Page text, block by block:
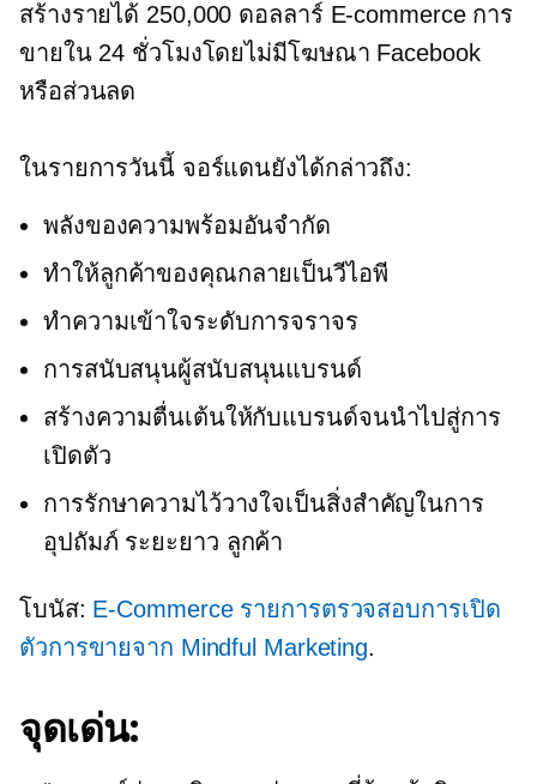
สร้างรายได้ 250,000 ดอลลาร์ E-commerceการ
ขายใน 24 ชั่วโมงโดยไม่มีโฆษณา Facebook
หรือส่วนลด
ในรายการวันนี้ จอร์แดนยังได้กล่าวถึง:
พลังของความพร้อมอันจำกัด
ทำให้ลูกค้าของคุณกลายเป็นวีไอพี
ทำความเข้าใจระดับการจราจร
การสนับสนุนผู้สนับสนุนแบรนด์
สร้างความตื่นเต้นให้กับแบรนด์จนนำไปสู่การ
เปิดตัว
การรักษาความไว้วางใจเป็นสิ่งสำคัญในการ
อุปถัมภ์ ระยะยาว ลูกค้า
โบนัส: E-Commerceรายการตรวจสอบการเปิด
ตัวการขายจาก Mindful Marketing.
จุดเด่น: